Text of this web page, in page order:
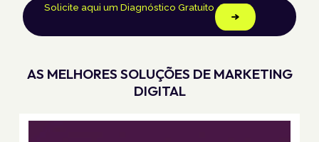
Solicite aqui um Diagnóstico Gratuito
AS MELHORES SOLUÇÕES DE MARKETING
DIGITAL